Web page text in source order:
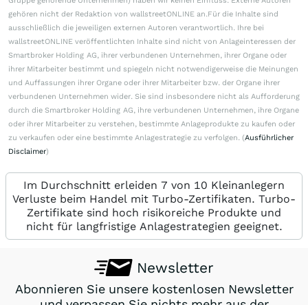
gehören nicht der Redaktion von wallstreetONLINE an.Für die Inhalte sind
ausschließlich die jeweiligen externen Autoren verantwortlich. Ihre bei
wallstreetONLINE veröffentlichten Inhalte sind nicht von Anlageinteressen der
Smartbroker Holding AG, ihrer verbundenen Unternehmen, ihrer Organe oder
ihrer Mitarbeiter bestimmt und spiegeln nicht notwendigerweise die Meinungen
und Auffassungen ihrer Organe oder ihrer Mitarbeiter bzw. der Organe ihrer
verbundenen Unternehmen wider. Sie sind insbesondere nicht als Aufforderung
durch die Smartbroker Holding AG, ihre verbundenen Unternehmen, ihre Organe
oder ihrer Mitarbeiter zu verstehen, bestimmte Anlageprodukte zu kaufen oder
zu verkaufen oder eine bestimmte Anlagestrategie zu verfolgen. (Ausführlicher
Disclaimer)
Im Durchschnitt erleiden 7 von 10 Kleinanlegern
Verluste beim Handel mit Turbo-Zertifikaten. Turbo-
Zertifikate sind hoch risikoreiche Produkte und
nicht für langfristige Anlagestrategien geeignet.
Newsletter
Abonnieren Sie unsere kostenlosen Newsletter